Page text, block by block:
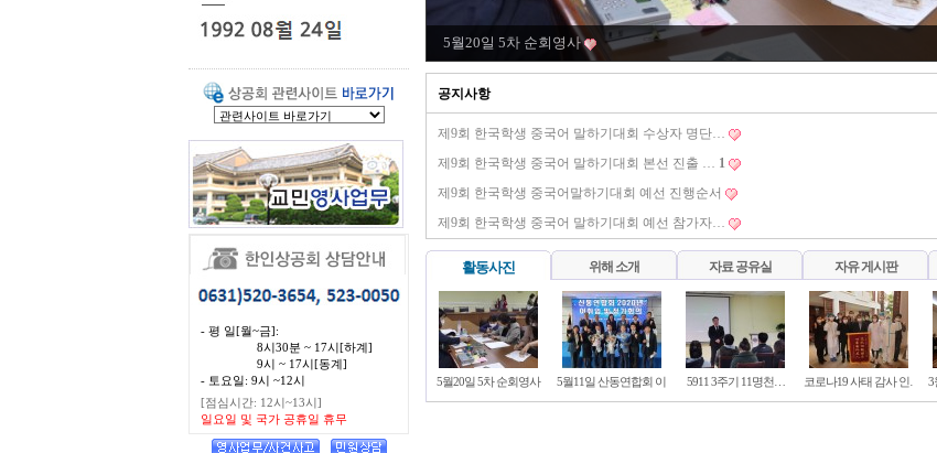
- 평 일[월~금]:
8시30분 ~ 17시[하계]
9시 ~ 17시[동계]
- 토요일: 9시 ~12시
[점심시간: 12시~13시]
일요일 및 국가 공휴일 휴무
5월20일 5차 순회영사
공지사항
제9회 한국학생 중국어 말하기대회 수상자 명단…
제9회 한국학생 중국어 말하기대회 본선 진출 … 1
제9회 한국학생 중국어말하기대회 예선 진행순서
제9회 한국학생 중국어 말하기대회 예선 참가자…
활동사진 위해 소개 자료 공유실 자유 게시판
5월20일 5차 순회영사 5월11일 산동연합회 이… 5911 3주기 11명천… 코로나19 사태 감사 인… 3